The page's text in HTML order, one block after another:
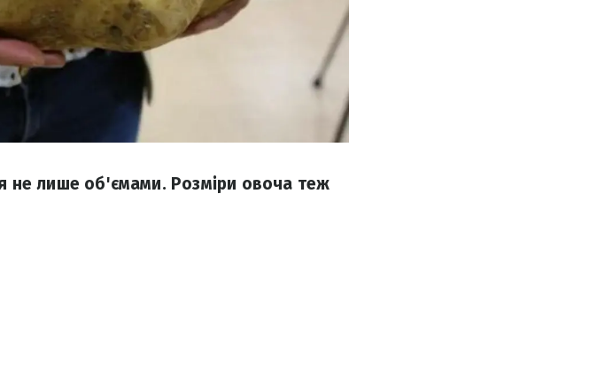
не лише об'ємами. Розміри овоча теж